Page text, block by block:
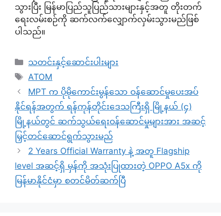
သွားပြီး မြန်မာပြည်သူပြည်သားများနှင့်အတူ တိုးတက်
ရေးလမ်းစဉ်ကို ဆက်လက်လျှောက်လှမ်းသွားမည်ဖြစ်
ပါသည်။
Categories
သတင်းနှင့်ဆောင်းပါးများ
Tags
ATOM
MPT က ပိုမိုကောင်းမွန်သော ဝန်ဆောင်မှုပေးအပ်
နိုင်ရန်အတွက် ရန်ကုန်တိုင်းဒေသကြီးရှိ မြို့နယ် (၄)
မြို့နယ်တွင် ဆက်သွယ်ရေးဝန်ဆောင်မှုများအား အဆင့်
မြှင့်တင်ဆောင်ရွက်သွားမည်
2 Years Official Warranty နဲ့ အတူ Flagship
level အဆင့်ရှိ မှန်ကို အသုံးပြုထားတဲ့ OPPO A5x ကို
မြန်မာနိုင်ငံမှာ စတင်မိတ်ဆက်ပြီ